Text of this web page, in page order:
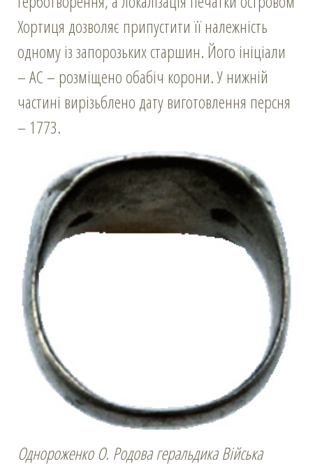
Хортиця дозволяє припустити її належність
одному із запорозьких старшин. Його ініціали
– АС – розміщено обабіч корони. У нижній
частині вирізьблено дату виготовлення персня
– 1773.
Однороженко О. Родова геральдика Війська